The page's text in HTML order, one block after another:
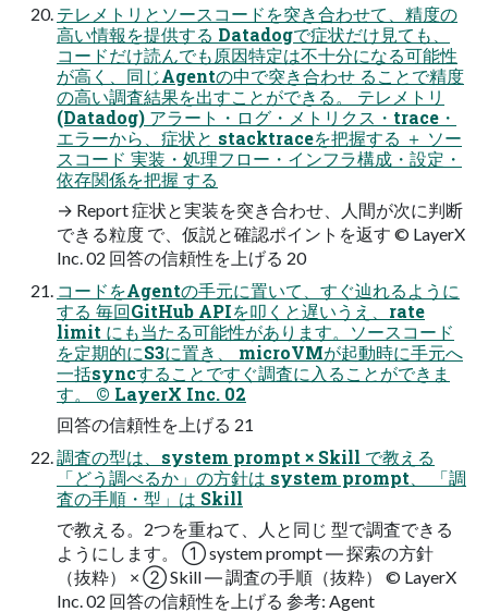
テレメトリとソースコードを突き合わせて、精度の
高い情報を提供する Datadogで症状だけ見ても、
コードだけ読んでも原因特定は不十分になる可能性
が高く、同じAgentの中で突き合わせ ることで精度
の高い調査結果を出すことができる。 テレメトリ
(Datadog) アラート・ログ・メトリクス・trace・
エラーから、症状と stacktraceを把握する ＋ ソー
スコード 実装・処理フロー・インフラ構成・設定・
依存関係を把握 する
→ Report 症状と実装を突き合わせ、人間が次に判断
できる粒度 で、仮説と確認ポイントを返す © LayerX
Inc. 02 回答の信頼性を上げる 20
コードをAgentの手元に置いて、すぐ辿れるように
する 毎回GitHub APIを叩くと遅いうえ、rate
limit にも当たる可能性があります。ソースコード
を定期的にS3に置き、 microVMが起動時に手元へ
一括syncすることですぐ調査に入ることができま
す。 © LayerX Inc. 02
回答の信頼性を上げる 21
調査の型は、system prompt × Skill で教える
「どう調べるか」の方針は system prompt、 「調
査の手順・型」は Skill
で教える。2つを重ねて、人と同じ 型で調査できる
ようにします。 ① system prompt ― 探索の方針
（抜粋） × ② Skill ― 調査の手順（抜粋） © LayerX
Inc. 02 回答の信頼性を上げる 参考: Agent